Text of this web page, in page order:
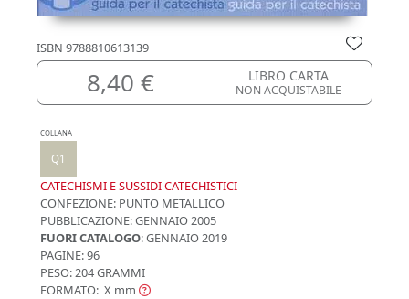
ISBN 9788810613139
8,40 € LIBRO CARTA
NON ACQUISTABILE
COLLANA
Q1
CATECHISMI E SUSSIDI CATECHISTICI
CONFEZIONE: PUNTO METALLICO
PUBBLICAZIONE:GENNAIO 2005
FUORI CATALOGO: GENNAIO 2019
PAGINE: 96
PESO: 204 GRAMMI
FORMATO: X mm